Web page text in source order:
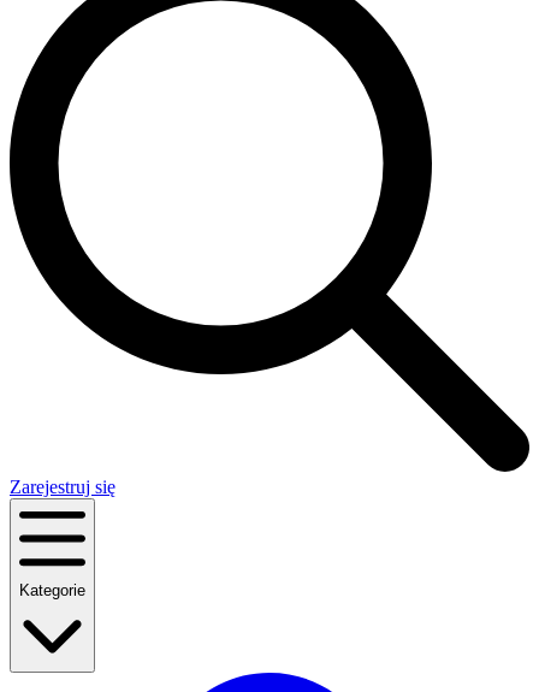
Zarejestruj się
Kategorie